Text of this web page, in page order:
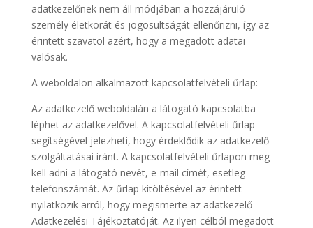
adatkezelőnek nem áll módjában a hozzájáruló
személy életkorát és jogosultságát ellenőrizni, így az
érintett szavatol azért, hogy a megadott adatai
valósak.
A weboldalon alkalmazott kapcsolatfelvételi űrlap:
Az adatkezelő weboldalán a látogató kapcsolatba
léphet az adatkezelővel. A kapcsolatfelvételi űrlap
segítségével jelezheti, hogy érdeklődik az adatkezelő
szolgáltatásai iránt. A kapcsolatfelvételi űrlapon meg
kell adni a látogató nevét, e-mail címét, esetleg
telefonszámát. Az űrlap kitöltésével az érintett
nyilatkozik arról, hogy megismerte az adatkezelő
Adatkezelési Tájékoztatóját. Az ilyen célból megadott